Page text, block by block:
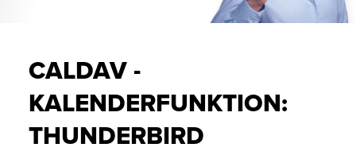
CALDAV -
KALENDERFUNKTION:
THUNDERBIRD